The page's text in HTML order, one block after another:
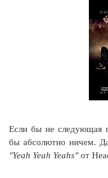
Если бы не следующая
бы абсолютно ничем.
"Yeah Yeah Yeahs"от